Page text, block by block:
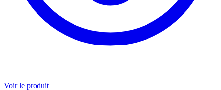
Voir le produit